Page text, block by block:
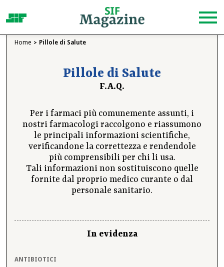
Home Pillole di Salute
Pillole di Salute
F.A.Q.
Per i farmaci più comunemente assunti, i
nostri farmacologi raccolgono e riassumono
le principali informazioni scientifiche,
verificandone la correttezza e rendendole
più comprensibili per chi li usa.
Tali informazioni non sostituiscono quelle
fornite dal proprio medico curante o dal
personale sanitario.
In evidenza
ANTIBIOTICI